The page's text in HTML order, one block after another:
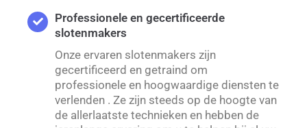
Professionele en gecertificeerde
slotenmakers
Onze ervaren slotenmakers zijn
gecertificeerd en getraind om
professionele en hoogwaardige diensten te
verlenden . Ze zijn steeds op de hoogte van
de allerlaatste technieken en hebben de